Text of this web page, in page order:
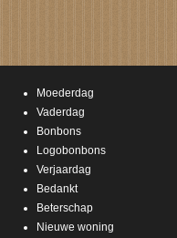
Moederdag
Vaderdag
Bonbons
Logobonbons
Verjaardag
Bedankt
Beterschap
Nieuwe woning